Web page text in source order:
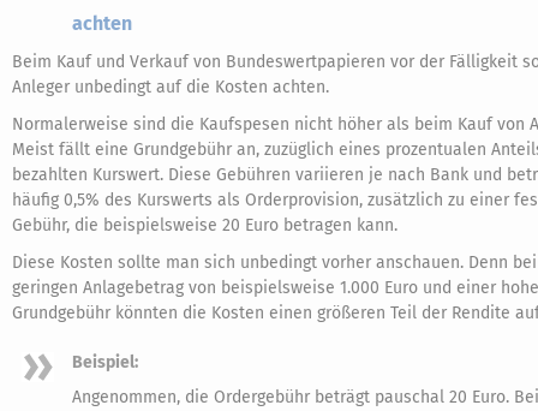
achten
Beim Kauf und Verkauf von Bundeswertpapieren vor der Fälligkeit
Anleger unbedingt auf die Kosten achten.
Normalerweise sind die Kaufspesen nicht höher als beim Kauf von
Meist fällt eine Grundgebühr an, zuzüglich eines prozentualen
bezahlten Kurswert. Diese Gebühren variieren je nach Bank und
häufig 0,5% des Kurswerts als Orderprovision, zusätzlich zu einer
Gebühr, die beispielsweise 20 Euro betragen kann.
Diese Kosten sollte man sich unbedingt vorher anschauen. Denn
geringen Anlagebetrag von beispielsweise 1.000 Euro und einer
Grundgebühr könnten die Kosten einen größeren Teil der Rendite
Beispiel:
Angenommen, die Ordergebühr beträgt pauschal 20 Euro.